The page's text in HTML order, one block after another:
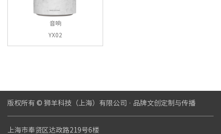
音响
YX02
版权所有 © 狮羊科技（上海）有限公司 · 品牌文创定制与传播
上海市奉贤区达政路219号6楼